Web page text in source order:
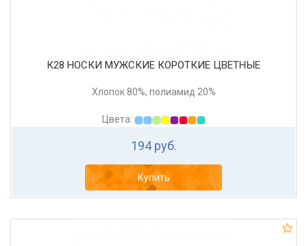
К28 НОСКИ МУЖСКИЕ КОРОТКИЕ ЦВЕТНЫЕ
Хлопок 80%, полиамид 20%
Цвета:
194 руб.
Купить